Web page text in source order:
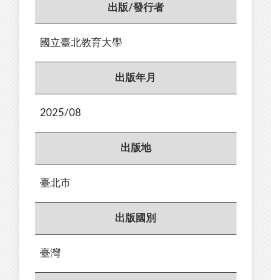
出版/發行者
國立臺北教育大學
出版年月
2025/08
出版地
臺北市
出版國別
臺灣